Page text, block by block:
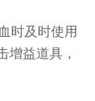
时及时使用
增益道具，